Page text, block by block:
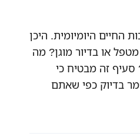
החיים היומיומית. היכן
או בדיור מוגן? מה
סעיף זה מבטיח כי
בדיוק כפי שאתם